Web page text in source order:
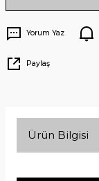
Yorum Yaz
Paylaş
Ürün Bilgisi